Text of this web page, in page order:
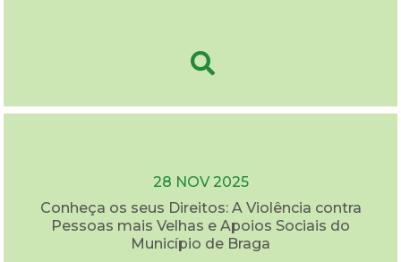
28 NOV 2025
Conheça os seus Direitos: A Violência contra
Pessoas mais Velhas e Apoios Sociais do
Município de Braga